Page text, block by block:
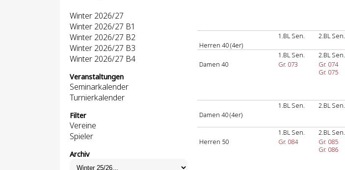
Winter 2026/27
Winter 2026/27 B1
Winter 2026/27 B2
Winter 2026/27 B3
Winter 2026/27 B4
Veranstaltungen
Seminarkalender
Turnierkalender
Filter
Vereine
Spieler
Archiv
1.BL Sen.
2.BL Sen.
Herren 40 (4er)
1.BL Sen.
2.BL Sen.
Damen 40
Gr. 073
Gr. 074
Gr. 075
1.BL Sen. 2.BL Sen.
Damen 40 (4er)
1.BL Sen.
2.BL Sen.
Herren 50
Gr. 084
Gr. 085
Gr. 086